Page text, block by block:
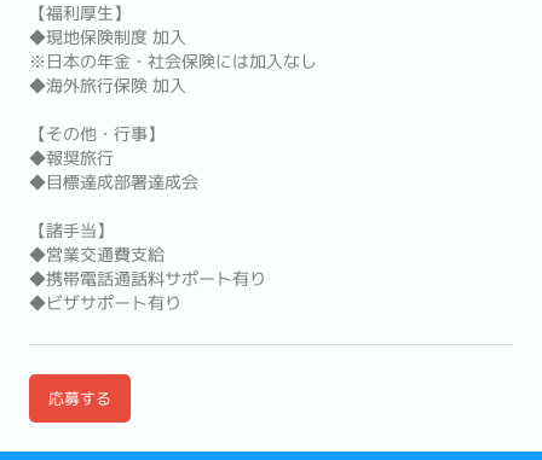
【福利厚生】
◆現地保険制度 加入
※日本の年金・社会保険には加入なし
◆海外旅行保険 加入
【その他・行事】
◆報奨旅行
◆目標達成部署達成会
【諸手当】
◆営業交通費支給
◆携帯電話通話料サポート有り
◆ビザサポート有り
応募する